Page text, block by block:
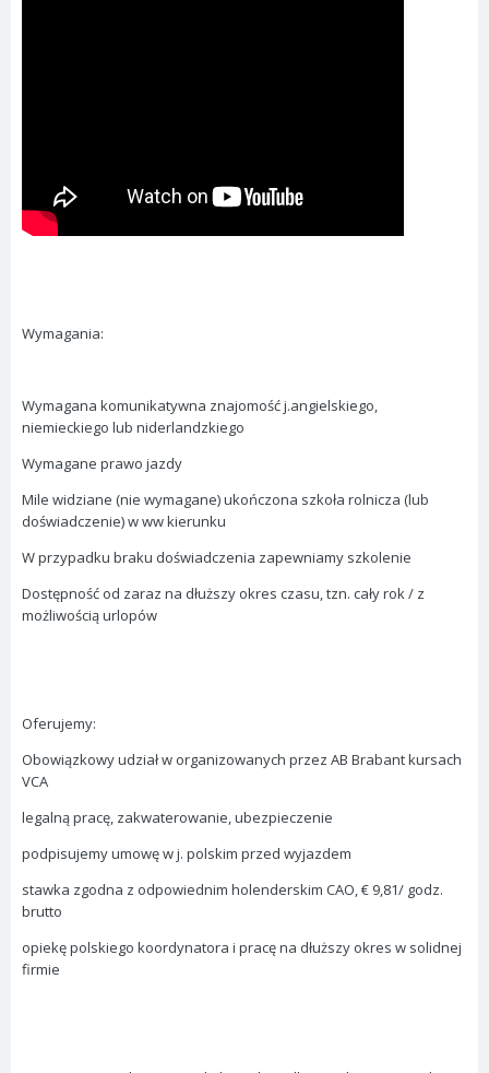
Wymagania:
Wymagana komunikatywna znajomość j.angielskiego,
niemieckiego lub niderlandzkiego
Wymagane prawo jazdy
Mile widziane (nie wymagane) ukończona szkoła rolnicza (lub
doświadczenie) w ww kierunku
W przypadku braku doświadczenia zapewniamy szkolenie
Dostępność od zaraz na dłuższy okres czasu, tzn. cały rok / z
możliwością urlopów
Oferujemy:
Obowiązkowy udział w organizowanych przez AB Brabant kursach
VCA
legalną pracę, zakwaterowanie, ubezpieczenie
podpisujemy umowę w j. polskim przed wyjazdem
stawka zgodna z odpowiednim holenderskim CAO, € 9,81/ godz.
brutto
opiekę polskiego koordynatora i pracę na dłuższy okres w solidnej
firmie